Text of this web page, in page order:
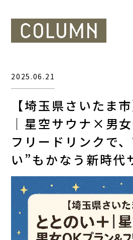
【埼玉県さいたま
｜星空サウナ×男
フリードリンクで
い”もかなう新時代
2025.06.21